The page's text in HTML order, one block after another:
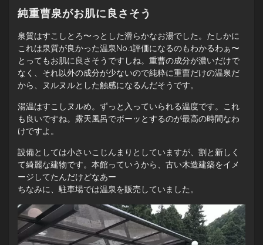
純重曹泉がお肌に良さそう
泉質はすこしとろ〜っとした滑らかなお湯でした。たしかに
これは泉質が良かった温泉No.1評価になるのもわかるわぁ〜
とってもお肌に良さそうですしね。重曹の成分が濃いだけで
なく、それ以外の成分が少ないので純粋に重曹だけの温泉だ
から、ヌルヌルとした触感になるんだそうです。
湯温はすこしヌルめ。ずっと入っていられる温度です。これ
も良いですね。露天風呂でボーッとするのが最高の時間なわ
けですよ。
設備としては小さいこじんまりとしていますが、割と新しく
て綺麗な建物です。本館っていうから、古い木造建築をイメ
ージしてたんだけどなあー
ちなみに、駐車場では温泉を販売していました。